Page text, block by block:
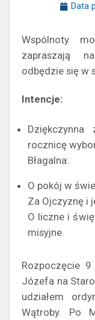
Data
Wspólnoty
zapraszają
odbędzie się w
Intencje:
rocznicę
Błagalna:
O pokój w
Za Ojczyznę i
O liczne i
misyjne.
Rozpoczęcie
Józefa na
udziałem
Wątroby. Po